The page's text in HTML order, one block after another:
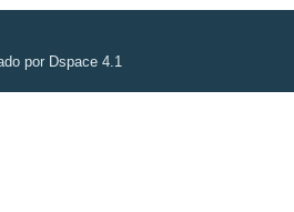
por Dspace 4.1